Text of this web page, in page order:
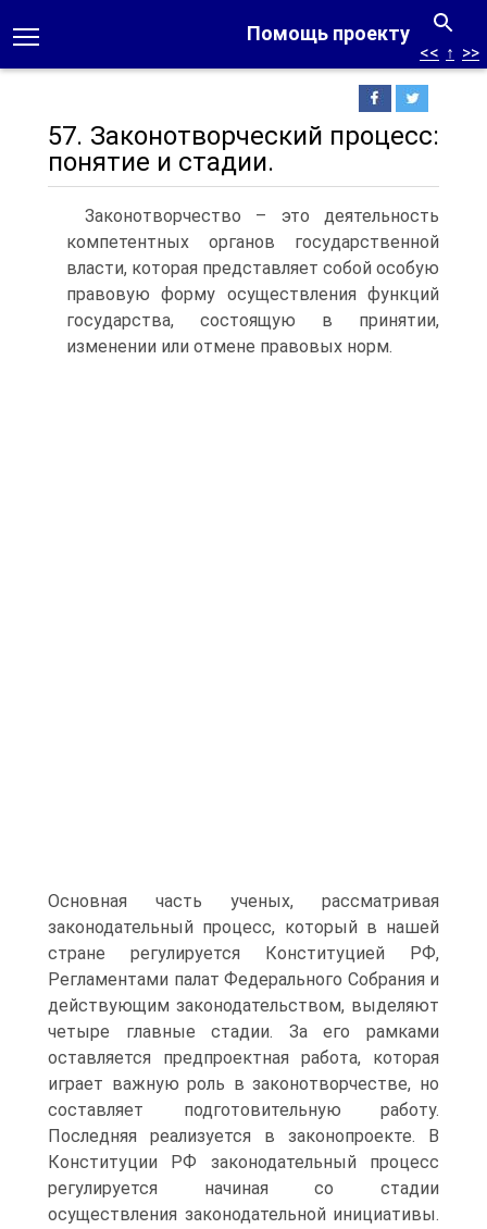
Помощь проекту
<< ↑ >>
57. Законотворческий процесс:
понятие и стадии.
Законотворчество – это деятельность
компетентных органов государственной
власти, которая представляет собой особую
правовую форму осуществления функций
государства, состоящую в принятии,
изменении или отмене правовых норм.
Основная часть ученых, рассматривая
законодательный процесс, который в нашей
стране регулируется Конституцией РФ,
Регламентами палат Федерального Собрания и
действующим законодательством, выделяют
четыре главные стадии. За его рамками
оставляется предпроектная работа, которая
играет важную роль в законотворчестве, но
составляет подготовительную работу.
Последняя реализуется в законопроекте. В
Конституции РФ законодательный процесс
регулируется начиная со стадии
осуществления законодательной инициативы.